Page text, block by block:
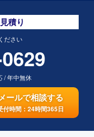
積り
ださい
/年中無休
ールで相談する
付時間：24時間365日